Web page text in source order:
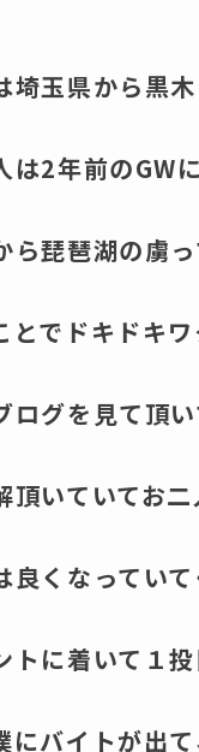
埼玉県から黒
は2年前のGW
ら琵琶湖の虜
とでドキドキ
ログを見て頂
頂いていてお
良くなってい
トに着いて１
にバイトが出